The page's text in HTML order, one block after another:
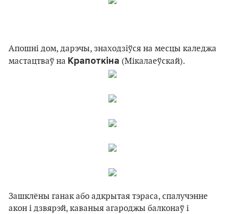
Апошні дом, дарэчы, знаходзіўся на месцы каледжа
мастацтваў на Крапоткіна (Мікалаеўскай).
Зашклёны ганак або адкрытая тэраса, спалучэнне
акон і дзвярэй, каваныя агароджы балконаў і